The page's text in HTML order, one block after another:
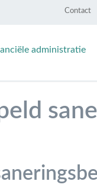
Contact
administratie